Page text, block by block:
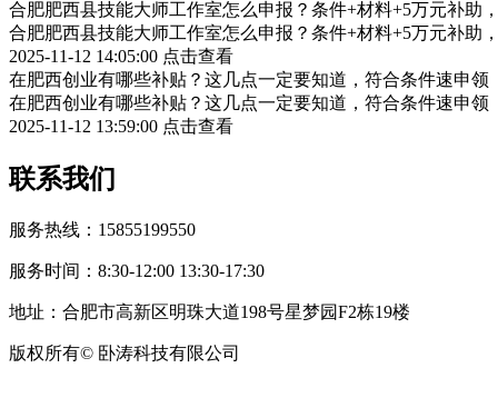
合肥肥西县技能大师工作室怎么申报？条件+材料+5万元补助
合肥肥西县技能大师工作室怎么申报？条件+材料+5万元补助
2025-11-12 14:05:00 点击查看
在肥西创业有哪些补贴？这几点一定要知道，符合条件速申领
在肥西创业有哪些补贴？这几点一定要知道，符合条件速申领
2025-11-12 13:59:00 点击查看
联系我们
服务热线：15855199550
服务时间：8:30-12:00 13:30-17:30
地址：合肥市高新区明珠大道198号星梦园F2栋19楼
版权所有© 卧涛科技有限公司